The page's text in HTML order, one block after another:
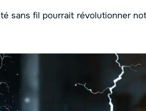
sans fil pourrait révolutionner